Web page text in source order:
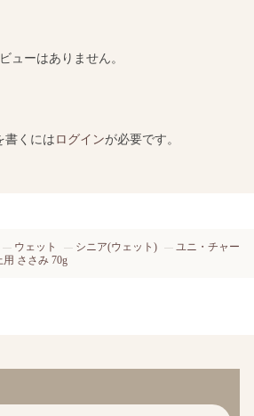
ューはありません。
書くにはログインが必要です。
ウェット シニア(ウェット)
ユニ・チャー
ささみ 70g